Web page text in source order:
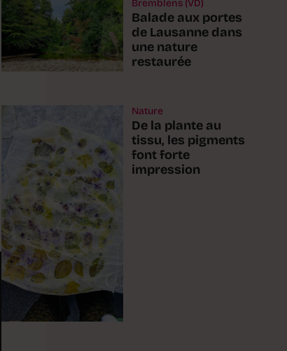
Bremblens (VD)
Balade aux portes
de Lausanne dans
une nature
restaurée
Nature
De la plante au
tissu, les pigments
font forte
impression